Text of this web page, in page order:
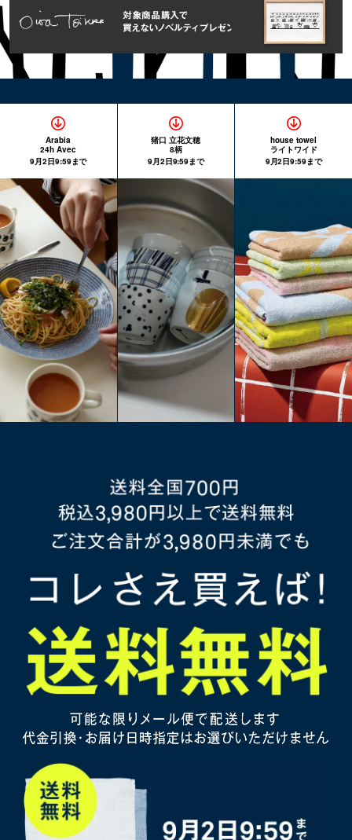
Arabia
24h Avec
9月2日9:59まで
猪口 立花文穂
8柄
9月2日9:59まで
house towel
ライトワイド
9月2日9:59まで